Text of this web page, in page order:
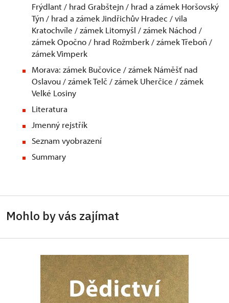
Frýdlant / hrad Grabštejn / hrad a zámek Horšovský
Týn / hrad a zámek Jindřichův Hradec / vila
Kratochvíle / zámek Litomyšl / zámek Náchod /
zámek Opočno / hrad Rožmberk / zámek Třeboň /
zámek Vimperk
Morava: zámek Bučovice / zámek Náměšť nad
Oslavou / zámek Telč / zámek Uherčice / zámek
Velké Losiny
Literatura
Jmenný rejstřík
Seznam vyobrazení
Summary
Mohlo by vás zajímat